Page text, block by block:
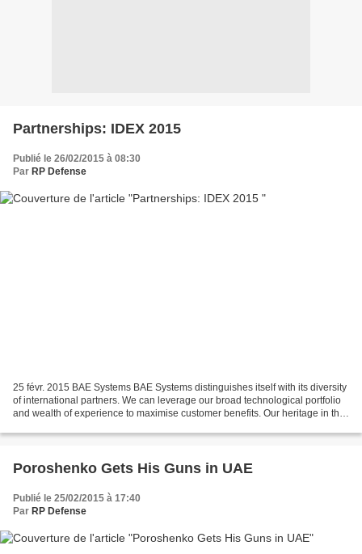
Partnerships: IDEX 2015
Publié le 26/02/2015 à 08:30
Par RP Defense
25 févr. 2015 BAE Systems BAE Systems distinguishes itself with its diversity
of international partners. We can leverage our broad technological portfolio
and wealth of experience to maximise customer benefits. Our heritage in the
Poroshenko Gets His Guns in UAE
Publié le 25/02/2015 à 17:40
Par RP Defense